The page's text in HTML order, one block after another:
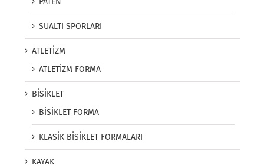
SUALTI SPORLARI
ATLETİZM
ATLETİZM FORMA
BİSİKLET
BİSİKLET FORMA
KLASİK BİSİKLET FORMALARI
KAYAK